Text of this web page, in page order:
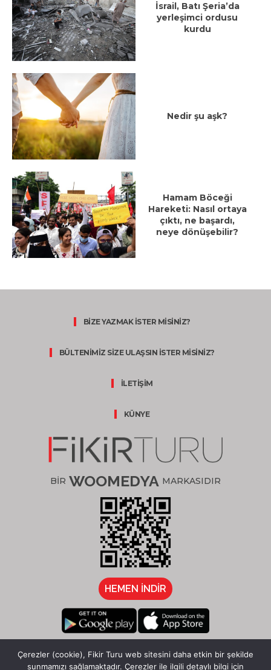
İsrail, Batı Şeria’da
yerleşimci ordusu
kurdu
Nedir şu aşk?
Hamam Böceği
Hareketi: Nasıl ortaya
çıktı, ne başardı,
neye dönüşebilir?
BİZE YAZMAK İSTER MİSİNİZ?
BÜLTENİMİZ SİZE ULAŞSIN İSTER MİSİNİZ?
İLETİŞİM
KÜNYE
BİR WOOMEDYA MARKASIDIR
HEMEN İNDİR
Çerezler (cookie), Fikir Turu web sitesini daha etkin bir şekilde
sunmamızı sağlamaktadır. Çerezler ile ilgili detaylı bilgi için